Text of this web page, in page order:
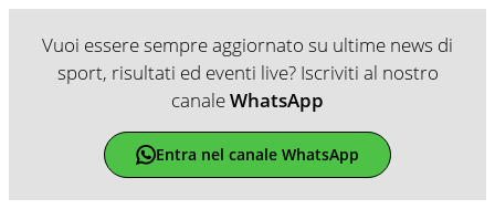
Vuoi essere sempre aggiornato su ultime news di
sport, risultati ed eventi live? Iscriviti al nostro
canaleWhatsApp
Entra nel canale WhatsApp